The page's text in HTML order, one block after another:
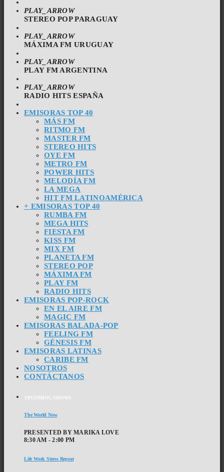
PLAY_ARROW
STEREO POP PARAGUAY
PLAY_ARROW
MÁXIMA FM URUGUAY
PLAY_ARROW
PLAY FM ARGENTINA
PLAY_ARROW
RADIO HITS ESPAÑA
EMISORAS TOP 40
MÁS FM
RITMO FM
MASTER FM
STEREO HITS
OYE FM
METRO FM
POWER HITS
MELODÍA FM
LA MEGA
HIT FM LATINOAMÉRICA
+ EMISORAS TOP 40
RUMBA FM
MEGA HITS
FIESTA FM
KISS FM
MIX FM
PLANETA FM
STEREO POP
MÁXIMA FM
PLAY FM
RADIO HITS
EMISORAS POP-ROCK
EN EL AIRE FM
MAGIC FM
EMISORAS BALADA-POP
FEELING FM
GÉNESIS FM
EMISORAS LATINAS
CARIBE FM
NOSOTROS
CONTÁCTANOS
UPCOMING SHOWS
The World Now
PRESENTED BY MARIKA LOVE
8:30 AM - 2:00 PM
Life Work Stress Repeat